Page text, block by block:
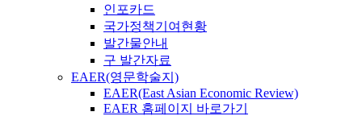
인포카드
국가정책기여현황
발간물안내
구 발간자료
EAER(영문학술지)
EAER(East Asian Economic Review)
EAER 홈페이지 바로가기